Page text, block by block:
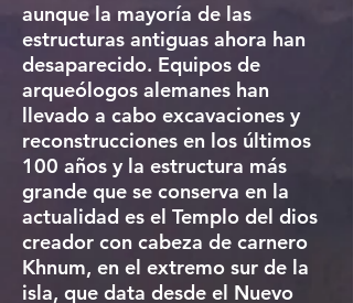
aunque la mayoría de las
estructuras antiguas ahora han
desaparecido. Equipos de
arqueólogos alemanes han
llevado a cabo excavaciones y
reconstrucciones en los últimos
100 años y la estructura más
grande que se conserva en la
actualidad es el Templo del dios
creador con cabeza de carnero
Khnum, en el extremo sur de la
isla, que data desde el Nuevo